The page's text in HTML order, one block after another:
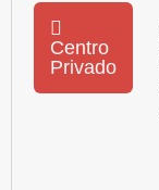
Centro
Privado